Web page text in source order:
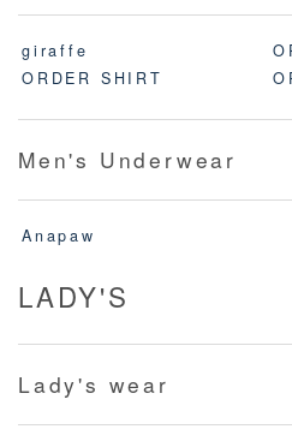
giraffe
ORDER SHIRT
Men's Underwear
Anapaw
LADY'S
Lady's wear